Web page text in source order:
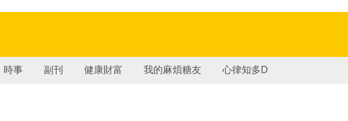
時事 副刊 健康財富 我的麻煩糖友 心律知多D